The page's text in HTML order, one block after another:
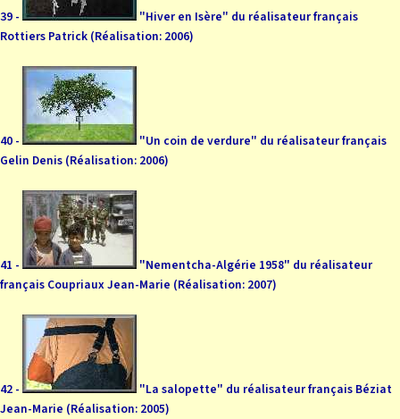
39 -
"Hiver en Isère" du réalisateur français
Rottiers Patrick (Réalisation: 2006)
40 -
"Un coin de verdure" du réalisateur français
Gelin Denis (Réalisation: 2006)
41 -
"Nementcha-Algérie 1958" du réalisateur
français Coupriaux Jean-Marie (Réalisation: 2007)
42 -
"La salopette" du réalisateur français Béziat
Jean-Marie (Réalisation: 2005)